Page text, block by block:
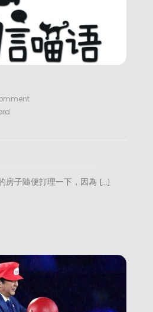
on
子隨便打理一下，因為 […]